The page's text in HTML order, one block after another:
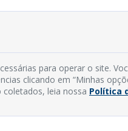
para operar o site.
clicando em “Minhas
leia nossa Política